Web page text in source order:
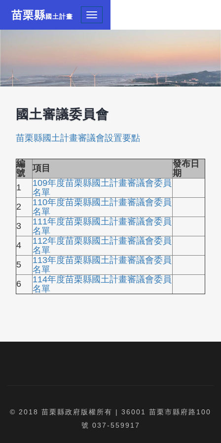
Toggle
navigation
苗栗縣國土計畫
國土審議委員會
苗栗縣國土計畫審議會設置要點
編
號
項目
發布日
期
1
109年度苗栗縣國土計畫審議會委員
名單
2
110年度苗栗縣國土計畫審議會委員
名單
3
111年度苗栗縣國土計畫審議會委員
名單
4
112年度苗栗縣國土計畫審議會委員
名單
5
113年度苗栗縣國土計畫審議會委員
名單
6
114年度苗栗縣國土計畫審議會委員
名單
© 2018 苗栗縣政府版權所有 | 36001 苗栗市縣府路100
號 037-559917